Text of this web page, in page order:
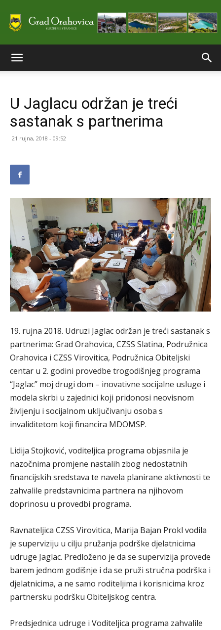
stranice
U Jaglacu održan je treći
sastanak s partnerima
21 rujna, 2018 - 09:52
19. rujna 2018. Udruzi Jaglac održan je treći sastanak s
partnerima: Grad Orahovica, CZSS Slatina, Podružnica
Orahovica i CZSS Virovitica, Podružnica Obiteljski
centar u 2. godini provedbe trogodišnjeg programa
“Jaglac” moj drugi dom – inovativne socijalne usluge i
modela skrbi u zajednici koji pridonosi neovisnom
življenju i socijalnom uključivanju osoba s
invaliditetom koji financira MDOMSP.
Lidija Stojković, voditeljica programa objasnila je
nazočnima promjene nastalih zbog nedostatnih
financijskih sredstava te navela planirane aktivnosti te
zahvalile predstavnicima partnera na njihovom
doprinosu u provedbi programa.
Ravnateljica CZSS Virovitica, Marija Bajan Prokl vodila
je superviziju u cilju pružanja podrške djelatnicima
udruge Jaglac. Predloženo je da se supervizija provede
barem jednom godišnje i da se pruži stručna podrška i
djelatnicima, a ne samo roditeljima i korisnicima kroz
partnersku podršku Obiteljskog centra.
Predsjednica udruge i Voditeljica programa zahvalile